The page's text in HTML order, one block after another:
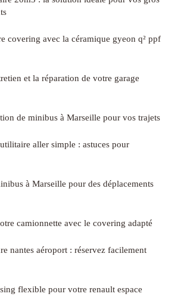
covering avec la céramique gyeon q² ppf
et la réparation de votre garage
de minibus à Marseille pour vos trajets
aller simple : astuces pour
à Marseille pour des déplacements
camionnette avec le covering adapté
nantes aéroport : réservez facilement
flexible pour votre renault espace